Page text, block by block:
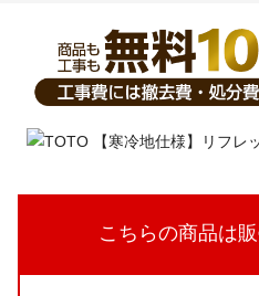
こちらの商品は